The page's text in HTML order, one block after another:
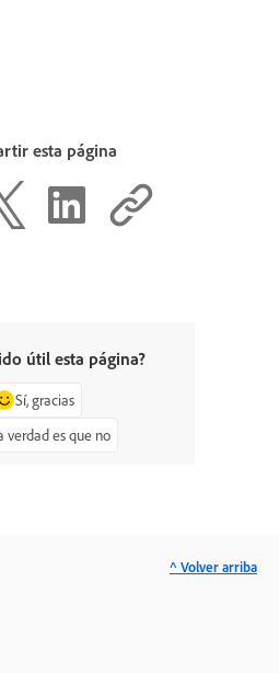
esta página
útil esta página?
Sí, gracias
verdad es que no
^ Volver arriba